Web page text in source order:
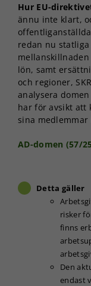
Hur EU-
ännu inte klart,
redan nu
lön, samt
och regioner,
analysera
har för avsikt att
sina
AD-domen (57/
Detta gäller
risker
finns
Den
endast